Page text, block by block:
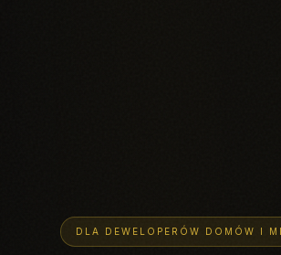
DLA DEWELOPERÓW DOMÓW I